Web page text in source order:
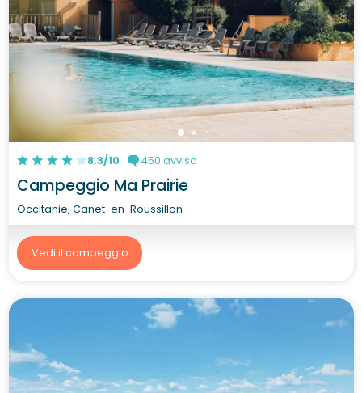
8.3/10 450 avviso
Campeggio Ma Prairie
Occitanie, Canet-en-Roussillon
Vedi il campeggio